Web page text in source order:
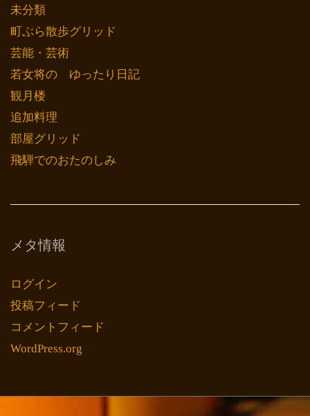
未分類
町ぶら散歩グリッド
芸能・芸術
若女将の ゆったり日記
観月楼
追加料理
部屋グリッド
飛騨でのおたのしみ
メタ情報
ログイン
投稿フィード
コメントフィード
WordPress.org